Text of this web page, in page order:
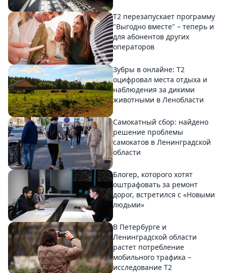
Т2 перезапускает программу
"Выгодно вместе" – теперь и
для абонентов других
операторов
Зубры в онлайне: Т2
оцифровал места отдыха и
наблюдения за дикими
животными в Ленобласти
Самокатный сбор: найдено
решение проблемы
самокатов в Ленинградской
области
Блогер, которого хотят
оштрафовать за ремонт
дорог, встретился с «Новыми
людьми»
В Петербурге и
Ленинградской области
растет потребление
мобильного трафика –
исследование T2